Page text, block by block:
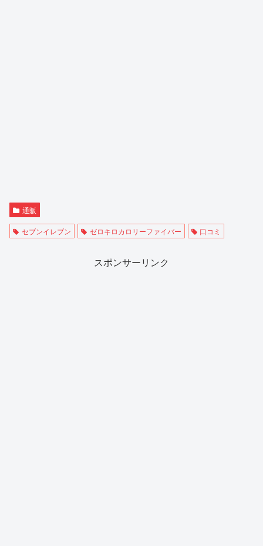
通販
セブンイレブン ゼロキロカロリーファイバー 口コミ
スポンサーリンク